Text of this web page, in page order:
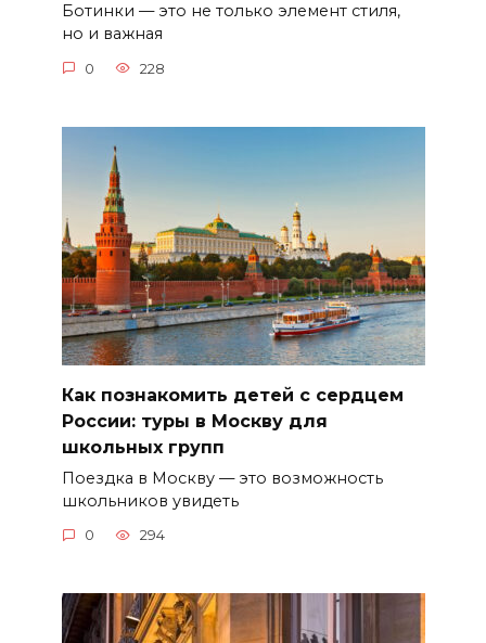
Ботинки — это не только элемент стиля,
но и важная
0 228
Как познакомить детей с сердцем
России: туры в Москву для
школьных групп
Поездка в Москву — это возможность
школьников увидеть
0 294